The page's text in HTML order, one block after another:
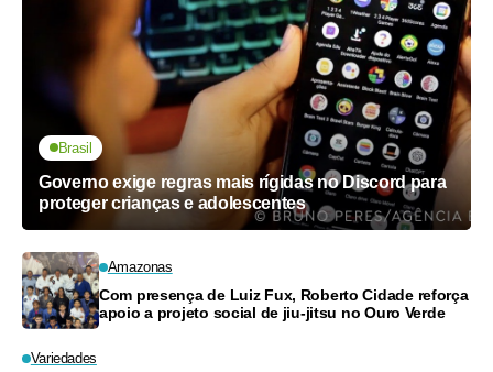
Brasil
Governo exige regras mais rígidas no Discord para
proteger crianças e adolescentes
Amazonas
Com presença de Luiz Fux, Roberto Cidade reforça
apoio a projeto social de jiu-jitsu no Ouro Verde
Variedades